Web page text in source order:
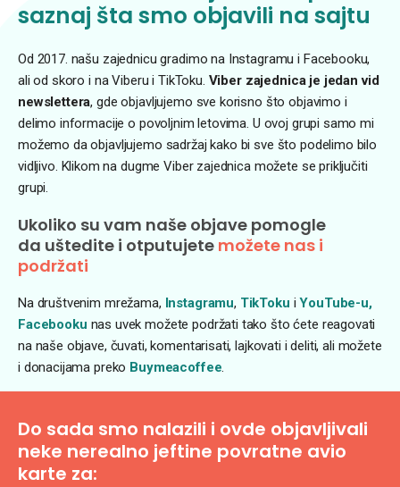
saznaj šta smo objavili na sajtu
Od 2017. našu zajednicu gradimo na Instagramu i Facebooku,
ali od skoro i na Viberu i TikToku. Viber zajednica je jedan vid
newslettera, gde objavljujemo sve korisno što objavimo i
delimo informacije o povoljnim letovima. U ovoj grupi samo mi
možemo da objavljujemo sadržaj kako bi sve što podelimo bilo
vidljivo. Klikom na dugme Viber zajednica možete se priključiti
grupi.
Ukoliko su vam naše objave pomogle
da uštedite i otputujete možete nas i
podržati
Na društvenim mrežama, Instagramu, TikToku iYouTube-u,
Facebooku nas uvek možete podržati tako što ćete reagovati
na naše objave, čuvati, komentarisati, lajkovati i deliti, ali možete
i donacijama preko Buymeacoffee
Do sada smo nalazili i ovde objavljivali
neke nerealno jeftine povratne avio
karte za: